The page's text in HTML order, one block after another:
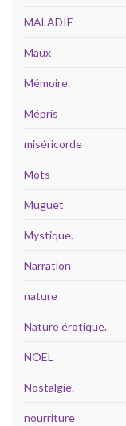
MALADIE
Maux
Mémoire.
Mépris
miséricorde
Mots
Muguet
Mystique.
Narration
nature
Nature érotique.
NOËL
Nostalgie.
nourriture